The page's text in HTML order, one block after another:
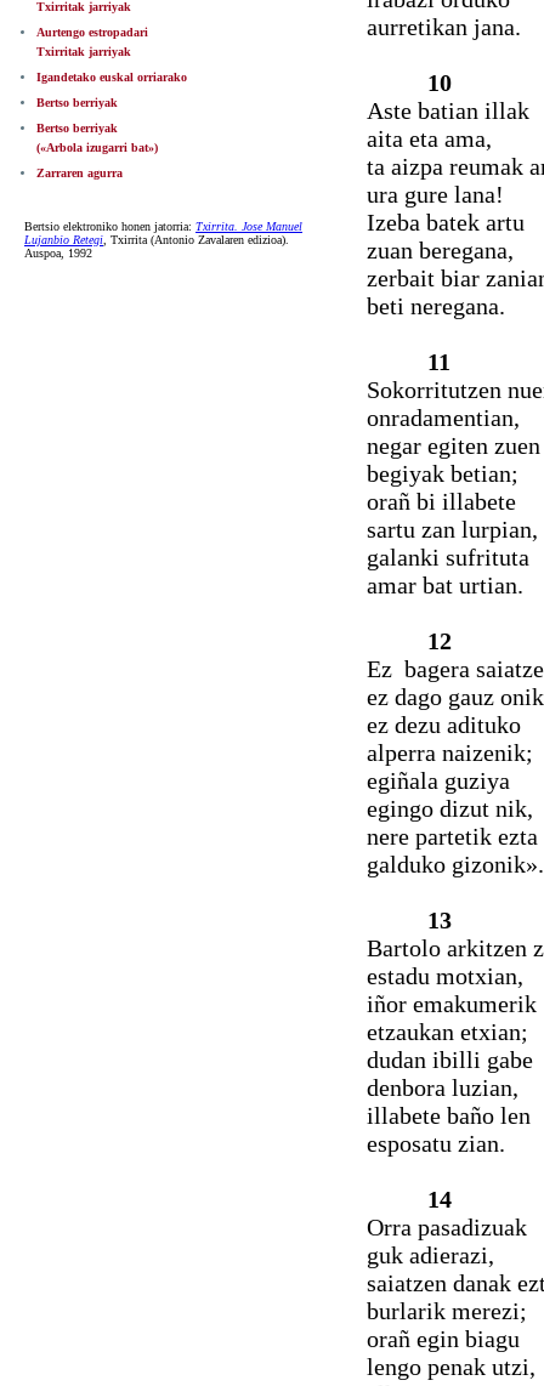
Txirritak jarriyak
Aurtengo estropadari
Txirritak jarriyak
Igandetako euskal orriarako
Bertso berriyak
Bertso berriyak
(«Arbola izugarri bat»)
Zarraren agurra
Bertsio elektroniko honen jatorria: Txirrita. Jose Manuel
Lujanbio Retegi , Txirrita (Antonio Zavalaren edizioa).
Auspoa, 1992
aurretikan jana.
10
Aste batian illak
aita eta ama,
ta aizpa reumak
ura gure lana!
Izeba batek artu
zuan beregana,
zerbait biar
beti neregana.
11
Sokorritutzen
onradamentian,
negar egiten zuen
begiyak betian;
orañ bi illabete
sartu zan lurpian,
galanki sufrituta
amar bat urtian.
12
Ez bagera
ez dago gauz
ez dezu adituko
alperra naizenik;
egiñala guziya
egingo dizut nik,
nere partetik ezta
galduko gizonik».
13
Bartolo arkitzen
estadu motxian,
iñor emakumerik
etzaukan etxian;
dudan ibilli gabe
denbora luzian,
illabete baño len
esposatu zian.
14
Orra pasadizuak
guk adierazi,
saiatzen danak
burlarik merezi;
orañ egin biagu
lengo penak utzi,